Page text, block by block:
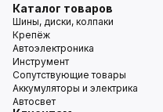
Каталог товаров
Шины, диски, колпаки
Крепёж
Автоэлектроника
Инструмент
Сопутствующие товары
Аккумуляторы и электрика
Автосвет